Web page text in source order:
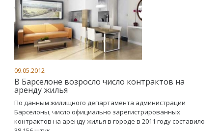
09.05.2012
В Барселоне возросло число контрактов на
аренду жилья
По данным жилищного департамента администрации
Барселоны, число официально зарегистрированных
контрактов на аренду жилья в городе в 2011 году составило